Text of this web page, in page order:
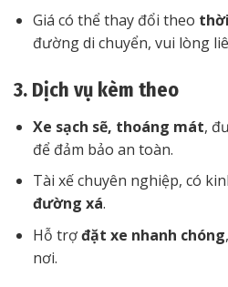
Giá có thể thay đổi theo
đường di chuyển, vui lòng
3. Dịch vụ kèm theo
Xe sạch sẽ, thoáng mát,
để đảm bảo an toàn.
Tài xế chuyên nghiệp, có
đường xá.
Hỗ trợđặt xe nhanh chóng
nơi.